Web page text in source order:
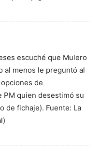
escuché que Mulero
al menos le preguntó al
de
PM quien desestimó su
de fichaje). Fuente: La